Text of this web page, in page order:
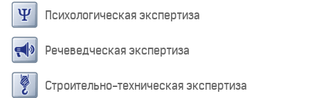
Психологическая экспертиза
Речеведческая экспертиза
Строительно-техническая экспертиза